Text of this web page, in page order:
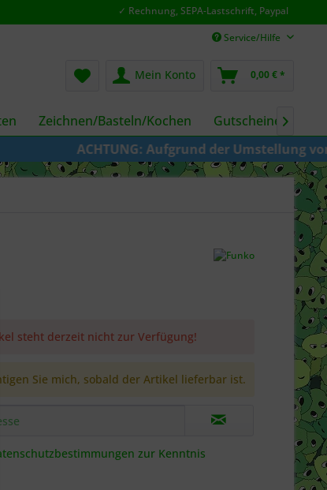
✓ Rechnung, SEPA-Lastschrift, Paypal
Service/Hilfe
Mein Konto 0,00 € *
Zeichnen/Basteln/Kochen Gutscheine 
ACHTUNG: Aufgrund der Umstellung von
steht derzeit nicht zur Verfügung!
Sie mich, sobald der Artikel lieferbar ist.
zur Kenntnis